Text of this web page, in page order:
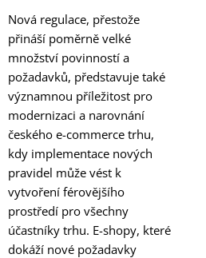
Nová regulace, přestože
přináší poměrně velké
množství povinností a
požadavků, představuje také
významnou příležitost pro
modernizaci a narovnání
českého e-commerce trhu,
kdy implementace nových
pravidel může vést k
vytvoření férovějšího
prostředí pro všechny
účastníky trhu. E-shopy, které
dokáží nové požadavky